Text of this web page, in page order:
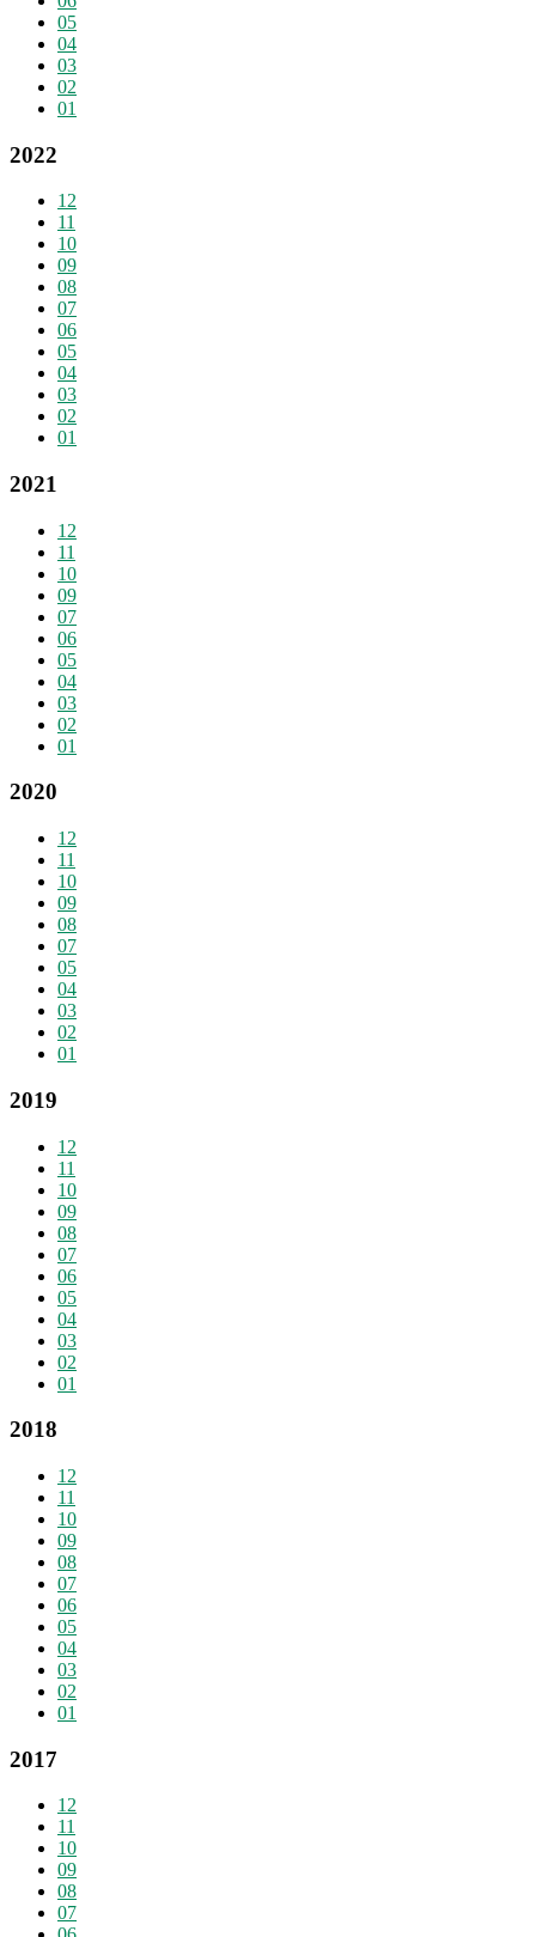
05
04
03
02
01
2022
12
11
10
09
08
07
06
05
04
03
02
01
2021
12
11
10
09
07
06
05
04
03
02
01
2020
12
11
10
09
08
07
05
04
03
02
01
2019
12
11
10
09
08
07
06
05
04
03
02
01
2018
12
11
10
09
08
07
06
05
04
03
02
01
2017
12
11
10
09
08
07